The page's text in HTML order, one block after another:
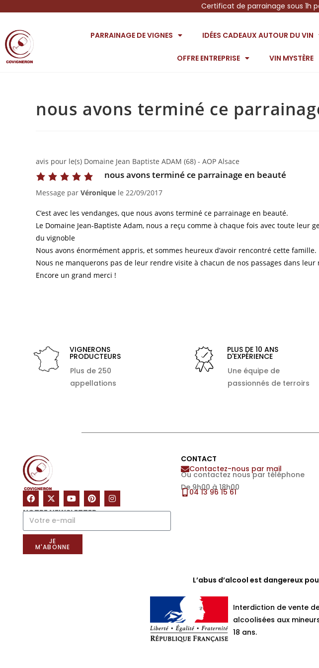
Certificat de parrainage sous 1h
PARRAINAGE DE VIGNES IDÉES CADEAUX AUTOUR DU VIN
OFFRE ENTREPRISE VIN MYSTÈRE
nous avons terminé ce
avis pour le(s) Domaine Jean Baptiste ADAM (68) - AOP Alsace
nous avons terminé ce parrainage en beauté
Message par Véronique le 22/09/2017
C’est avec les vendanges, que nous avons terminé ce parrainage en beauté.
Le Domaine Jean-Baptiste Adam, nous a reçu comme à chaque fois avec toute leur
du vignoble
Nous avons énormément appris, et sommes heureux d’avoir rencontré cette famille.
Nous ne manquerons pas de leur rendre visite à chacun de nos passages dans leur
Encore un grand merci !
VIGNERONS
PRODUCTEURS
Plus de 250
appellations
PLUS DE 10 ANS
D'EXPÉRIENCE
Une équipe de
passionnés de terroirs
NOTRE NEWSLETTER
JE
M'ABONNE
CONTACT
Contactez-nous par mail
Ou contactez nous par téléphone
De 9h00 à 18h00
04 13 96 15 61
L’abus d’alcool est dangereux
Interdiction de vente
alcoolisées aux
18 ans.